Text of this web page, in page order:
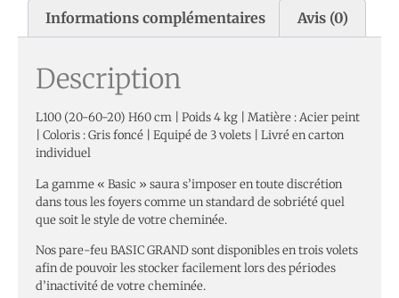
Informations complémentaires Avis (0)
Description
L100 (20-60-20) H60 cm | Poids 4 kg | Matière : Acier peint
| Coloris : Gris foncé | Equipé de 3 volets | Livré en carton
individuel
La gamme « Basic » saura s’imposer en toute discrétion
dans tous les foyers comme un standard de sobriété quel
que soit le style de votre cheminée.
Nos pare-feu BASIC GRAND sont disponibles en trois volets
afin de pouvoir les stocker facilement lors des périodes
d’inactivité de votre cheminée.